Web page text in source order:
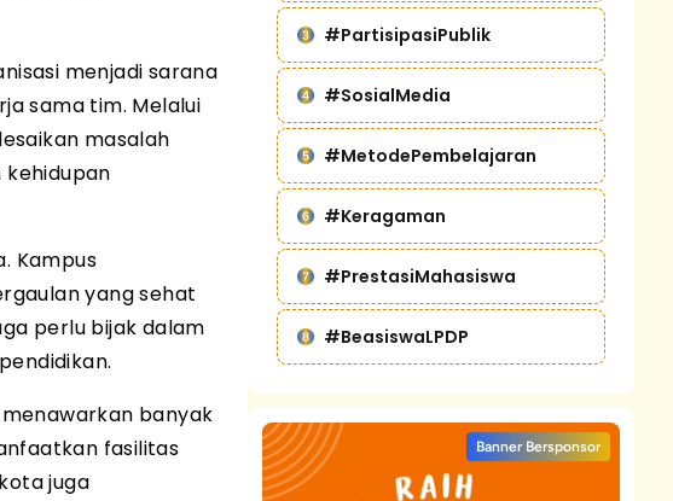
menjadi sarana
sama tim. Melalui
masalah
Kampus
yang sehat
perlu bijak dalam
banyak
fasilitas
juga
#PartisipasiPublik
#SosialMedia
#MetodePembelajaran
#Keragaman
#PrestasiMahasiswa
#BeasiswaLPDP
Banner Bersponsor